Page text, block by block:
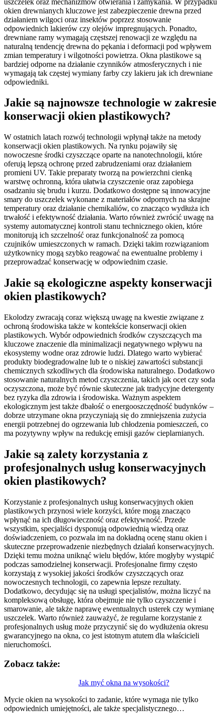
okien drewnianych kluczowe jest zabezpieczenie drewna przed
działaniem wilgoci oraz insektów poprzez stosowanie
odpowiednich lakierów czy olejów impregnujących. Ponadto,
drewniane ramy wymagają częstszej renowacji ze względu na
naturalną tendencję drewna do pękania i deformacji pod wpływem
zmian temperatury i wilgotności powietrza. Okna plastikowe są
bardziej odporne na działanie czynników atmosferycznych i nie
wymagają tak częstej wymiany farby czy lakieru jak ich drewniane
odpowiedniki.
Jakie są najnowsze technologie w zakresie
konserwacji okien plastikowych?
W ostatnich latach rozwój technologii wpłynął także na metody
konserwacji okien plastikowych. Na rynku pojawiły się
nowoczesne środki czyszczące oparte na nanotechnologii, które
oferują lepszą ochronę przed zabrudzeniami oraz działaniem
promieni UV. Takie preparaty tworzą na powierzchni cienką
warstwę ochronną, która ułatwia czyszczenie oraz zapobiega
osadzaniu się brudu i kurzu. Dodatkowo dostępne są innowacyjne
smary do uszczelek wykonane z materiałów odpornych na skrajne
temperatury oraz działanie chemikaliów, co znacząco wydłuża ich
trwałość i efektywność działania. Warto również zwrócić uwagę na
systemy automatycznej kontroli stanu technicznego okien, które
monitorują ich szczelność oraz funkcjonalność za pomocą
czujników umieszczonych w ramach. Dzięki takim rozwiązaniom
użytkownicy mogą szybko reagować na ewentualne problemy i
przeprowadzać konserwację w odpowiednim czasie.
Jakie są ekologiczne aspekty konserwacji
okien plastikowych?
Ekolodzy zwracają coraz większą uwagę na kwestie związane z
ochroną środowiska także w kontekście konserwacji okien
plastikowych. Wybór odpowiednich środków czyszczących ma
kluczowe znaczenie dla minimalizacji negatywnego wpływu na
ekosystemy wodne oraz zdrowie ludzi. Dlatego warto wybierać
produkty biodegradowalne lub te o niskiej zawartości substancji
chemicznych szkodliwych dla środowiska naturalnego. Dodatkowo
stosowanie naturalnych metod czyszczenia, takich jak ocet czy soda
oczyszczona, może być równie skuteczne jak tradycyjne detergenty
bez ryzyka dla zdrowia i środowiska. Ważnym aspektem
ekologicznym jest także dbałość o energooszczędność budynków –
dobrze utrzymane okna przyczyniają się do zmniejszenia zużycia
energii potrzebnej do ogrzewania lub chłodzenia pomieszczeń, co
ma pozytywny wpływ na redukcję emisji gazów cieplarnianych.
Jakie są zalety korzystania z
profesjonalnych usług konserwacyjnych
okien plastikowych?
Korzystanie z profesjonalnych usług konserwacyjnych okien
plastikowych przynosi wiele korzyści, które mogą znacząco
wpłynąć na ich długowieczność oraz efektywność. Przede
wszystkim, specjaliści dysponują odpowiednią wiedzą oraz
doświadczeniem, co pozwala im na dokładną ocenę stanu okien i
skuteczne przeprowadzenie niezbędnych działań konserwacyjnych.
Dzięki temu można uniknąć wielu błędów, które mogłyby wystąpić
podczas samodzielnej konserwacji. Profesjonalne firmy często
korzystają z wysokiej jakości środków czyszczących oraz
nowoczesnych technologii, co zapewnia lepsze rezultaty.
Dodatkowo, decydując się na usługi specjalistów, można liczyć na
kompleksową obsługę, która obejmuje nie tylko czyszczenie i
smarowanie, ale także naprawę ewentualnych usterek czy wymianę
uszczelek. Warto również zauważyć, że regularne korzystanie z
profesjonalnych usług może przyczynić się do wydłużenia okresu
gwarancyjnego na okna, co jest istotnym atutem dla właścicieli
nieruchomości.
Zobacz także:
Jak myć okna na wysokości?
Mycie okien na wysokości to zadanie, które wymaga nie tylko
odpowiednich umiejętności, ale także specjalistycznego…
wpisu